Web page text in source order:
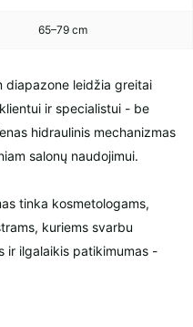
65–79 cm
diapazone leidžia greitai
ir specialistui - be
hidraulinis mechanizmas
salonų naudojimui.
tinka kosmetologams,
kuriems svarbu
ir ilgalaikis patikimumas -